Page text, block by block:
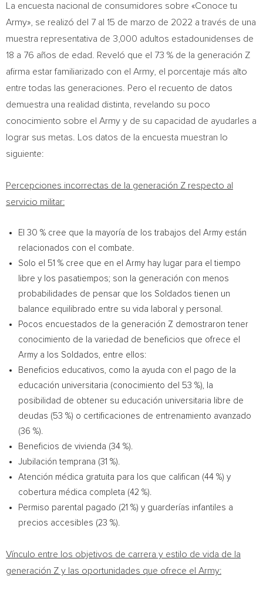
La encuesta nacional de consumidores sobre «Conoce tu
Army», se realizó del 7 al 15 de marzo de 2022 a través de una
muestra representativa de 3,000 adultos estadounidenses de
18 a 76 años de edad. Reveló que el 73 % de la generación Z
afirma estar familiarizado con el Army, el porcentaje más alto
entre todas las generaciones. Pero el recuento de datos
demuestra una realidad distinta, revelando su poco
conocimiento sobre el Army y de su capacidad de ayudarles a
lograr sus metas. Los datos de la encuesta muestran lo
siguiente:
Percepciones incorrectas de la generación Z respecto al
servicio militar:
El 30 % cree que la mayoría de los trabajos del Army están
relacionados con el combate.
Solo el 51 % cree que en el Army hay lugar para el tiempo
libre y los pasatiempos; son la generación con menos
probabilidades de pensar que los Soldados tienen un
balance equilibrado entre su vida laboral y personal.
Pocos encuestados de la generación Z demostraron tener
conocimiento de la variedad de beneficios que ofrece el
Army a los Soldados, entre ellos:
Beneficios educativos, como la ayuda con el pago de la
educación universitaria (conocimiento del 53 %), la
posibilidad de obtener su educación universitaria libre de
deudas (53 %) o certificaciones de entrenamiento avanzado
(36 %).
Beneficios de vivienda (34 %).
Jubilación temprana (31 %).
Atención médica gratuita para los que califican (44 %) y
cobertura médica completa (42 %).
Permiso parental pagado (21 %) y guarderías infantiles a
precios accesibles (23 %).
Vínculo entre los objetivos de carrera y estilo de vida de la
generación Z y las oportunidades que ofrece el Army: